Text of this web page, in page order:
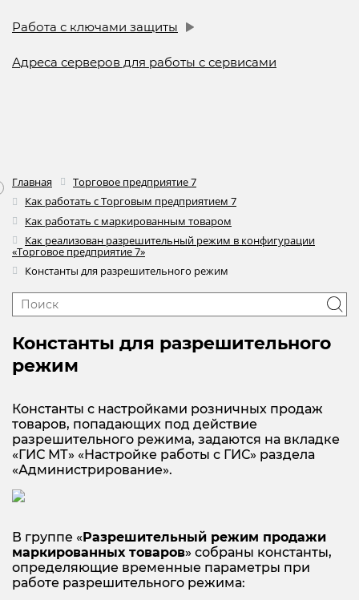
Работа с ключами защиты
Адреса серверов для работы с сервисами
Главная
Торговое предприятие 7
Как работать с Торговым предприятием 7
Как работать с маркированным товаром
Как реализован разрешительный режим в конфигурации
«Торговое предприятие 7»
Константы для разрешительного режим
Константы для разрешительного
режим
Константы с настройками розничных продаж
товаров, попадающих под действие
разрешительного режима, задаются на вкладке
«ГИС МТ» «Настройке работы с ГИС» раздела
«Администрирование».
В группе « Разрешительный режим продажи
маркированных товаров» собраны константы,
определяющие временные параметры при
работе разрешительного режима: